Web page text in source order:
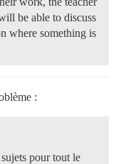
be able to discuss
where something is
:
pour tout le